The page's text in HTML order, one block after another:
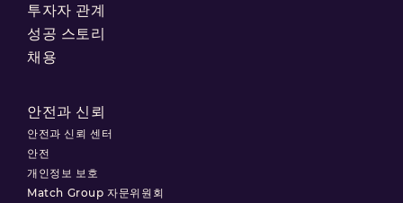
투자자 관계
성공 스토리
채용
안전과 신뢰
안전과 신뢰 센터
안전
개인정보 보호
Match Group 자문위원회